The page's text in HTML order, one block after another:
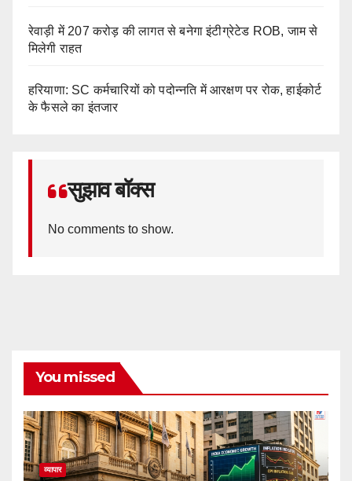
रेवाड़ी में 207 करोड़ की लागत से बनेगा इंटीग्रेटेड ROB, जाम से
मिलेगी राहत
हरियाणा: SC कर्मचारियों को पदोन्नति में आरक्षण पर रोक, हाईकोर्ट
के फैसले का इंतजार
सुझाव बॉक्स
No comments to show.
You missed
व्यापार